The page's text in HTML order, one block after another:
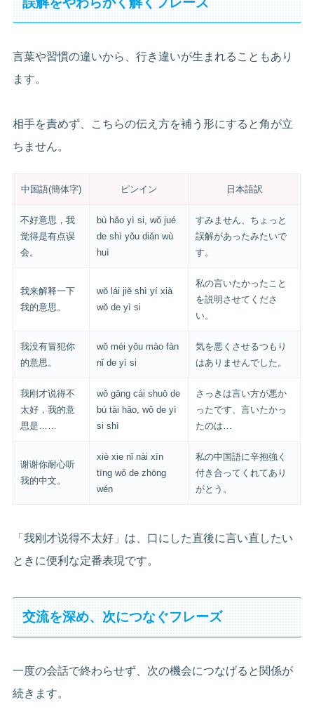
言葉や習慣の違いから、行き違いが生まれることもあり
ます。
相手を責めず、こちらの伝え方を補う形にすると角が立
ちません。
中国語(簡体字) ピンイン 日本語訳
不好意思，我
觉得是有点误
会。
bù hǎo yì si, wǒ jué
de shì yǒu diǎn wù
huì
すみません、ちょっと
誤解があったみたいで
す。
我来解释一下
我的意思。
wǒ lái jiě shì yí xià
wǒ de yì si
私の言いたかったこと
を説明させてくださ
い。
我没有冒犯你
的意思。
wǒ méi yǒu mào fàn
nǐ de yì si
気を悪くさせるつもり
はありませんでした。
我刚才说得不
太好，我的意
思是……
wǒ gāng cái shuō de
bú tài hǎo, wǒ de yì
si shì
さっきは言い方が悪か
ったです、言いたかっ
たのは…
谢谢你耐心听
我的中文。
xiè xie nǐ nài xīn
tīng wǒ de zhōng
wén
私の中国語に辛抱強く
付き合ってくれてあり
がとう。
「我刚才说得不太好」は、口にした直後に言い直したい
ときに便利な定番表現です。
交流を深め、次につなぐフレーズ
一度の会話で終わらせず、次の機会につなげると関係が
続きます。